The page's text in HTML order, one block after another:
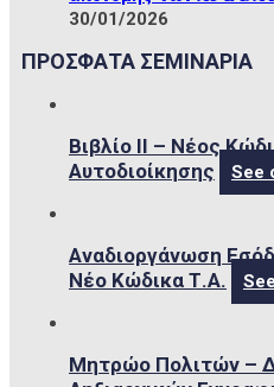
30/01/2026
ΠΡΟΣΦΑΤΑ ΣΕΜΙΝΑΡΙΑ
Βιβλίο ΙΙ – Νέος
Αυτοδιοίκησης
See
Αναδιοργάνωση
Νέο Κώδικα Τ.Α.
Μητρώο Πολιτών –